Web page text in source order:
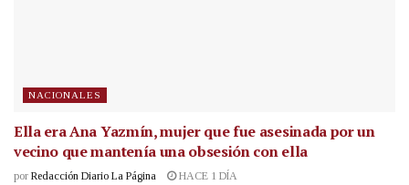
NACIONALES
Ella era Ana Yazmín, mujer que fue asesinada por un
vecino que mantenía una obsesión con ella
por Redacción Diario La Página HACE 1 DÍA